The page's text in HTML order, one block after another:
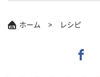
ホーム レシピ